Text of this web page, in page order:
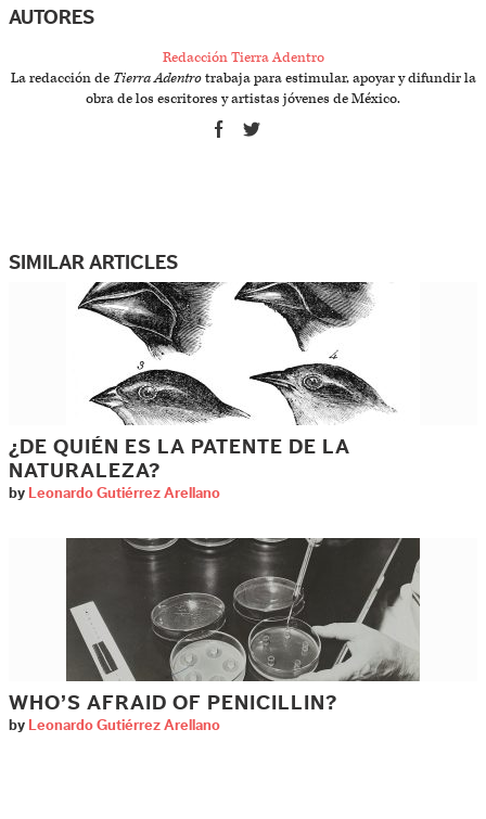
AUTORES
Redacción Tierra Adentro
La redacción de Tierra Adentrotrabaja para estimular, apoyar y difundir la
obra de los escritores y artistas jóvenes de México.
SIMILAR ARTICLES
¿DE QUIÉN ES LA PATENTE DE LA
NATURALEZA?
by Leonardo Gutiérrez Arellano
WHO’S AFRAID OF PENICILLIN?
by Leonardo Gutiérrez Arellano